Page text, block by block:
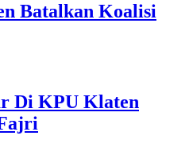
Batalkan Koalisi
Di KPU Klaten